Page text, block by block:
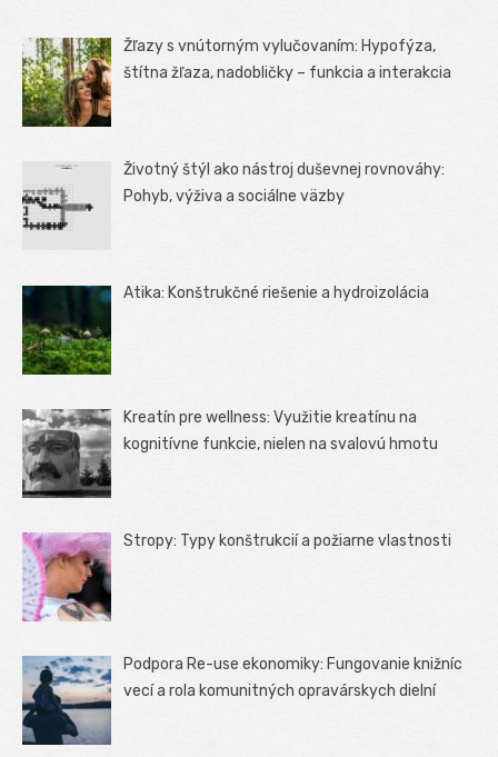
Žľazy s vnútorným vylučovaním: Hypofýza,
štítna žľaza, nadobličky – funkcia a interakcia
Životný štýl ako nástroj duševnej rovnováhy:
Pohyb, výživa a sociálne väzby
Atika: Konštrukčné riešenie a hydroizolácia
Kreatín pre wellness: Využitie kreatínu na
kognitívne funkcie, nielen na svalovú hmotu
Stropy: Typy konštrukcií a požiarne vlastnosti
Podpora Re-use ekonomiky: Fungovanie knižníc
vecí a rola komunitných opravárskych dielní